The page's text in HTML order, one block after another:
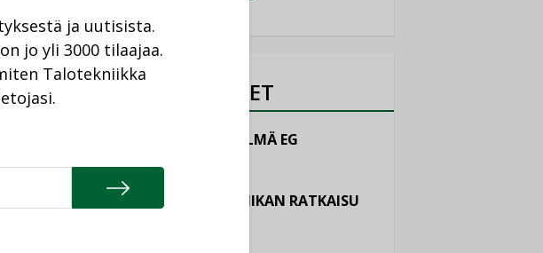
toimija
TUOTEUUTISET
HALLINTAJÄRJESTELMÄ EG
ILMASTOINTITEKNIIKAN RATKAISU
ja uutisista.
jo yli 3000 tilaajaa.
Talotekniikka